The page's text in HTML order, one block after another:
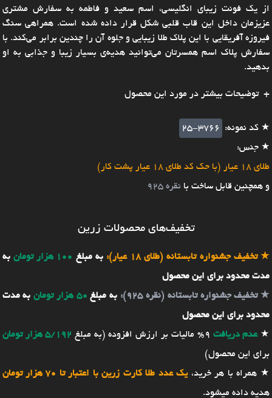
از یک فونت زیبای انگلیسی، اسم سعید و فاطمه به سفارش مشتری
عزیزمان داخل این قاب قلبی شکل قرار داده شده است. همراهی سنگ
فیروزه آفریقایی با این پلاک طلا زیبایی و جلوه آن را چندین برابر می‌کند. با
سفارش پلاک اسم همسرتان می‌توانید هدیه‌ی بسیار زیبا و جذابی به او
بدهید.
توضیحات بیشتر در مورد این محصول
★ کد نمونه:
25-3766
★ جنس:
طلای 18 عیار (با حک کد طلای 18 عیار پشت کار)
و همچنین قابل ساخت با نقره 925
تخفیف‌های محصولات زرین
★تخفیف جشنواره تابستانه (طلای 18 عیار): به مبلغ 100 هزار تومان
به
مدت محدود برای این محصول
★تخفیف جشنواره تابستانه (نقره 925): به مبلغ 50 هزار تومان
به مدت
محدود برای این محصول
★عدم دریافت 9% مالیات بر ارزش افزوده (به مبلغ
5/192 هزار تومان
برای این محصول)
★ همراه با هر خرید،یک عدد طلا کارت زرین با اعتبار تا 70 هزار تومان
هدیه داده میشود.